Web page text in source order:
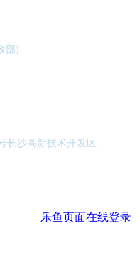
部)
长沙高新技术开发区
乐鱼页面在线登录